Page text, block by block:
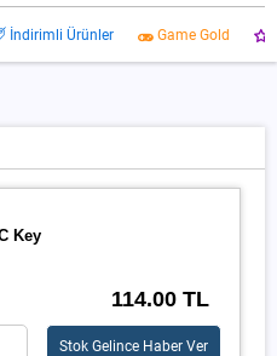
İndirimli Ürünler Game Gold
Key
114.00 TL
Stok Gelince Haber Ver